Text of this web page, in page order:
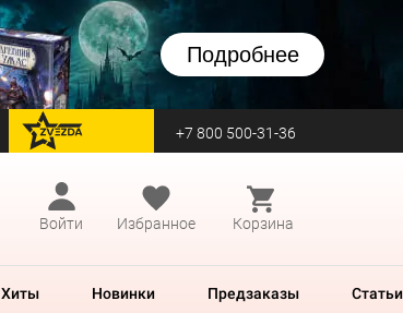
Подробнее
перейти на Zvezda +7 800 500-31-36
Войти
Избранное Корзина
Хиты Новинки Предзаказы Статьи